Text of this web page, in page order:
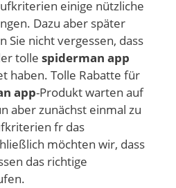
einige nützliche
Dazu aber später
Sie nicht vergessen, dass
tolle spiderman app
haben. Tolle Rabatte für
app-Produkt warten auf
aber zunächst einmal zu
fr das
möchten wir, dass
das richtige